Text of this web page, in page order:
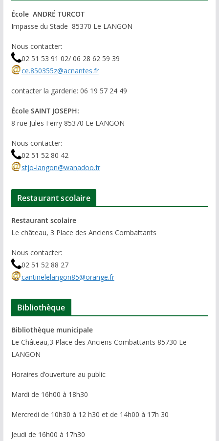
École ANDRÉ TURCOT
Impasse du Stade 85370 Le LANGON
Nous contacter:
02 51 53 91 02/ 06 28 62 59 39
ce.850355z@acnantes.fr
contacter la garderie: 06 19 57 24 49
École SAINT JOSEPH:
8 rue Jules Ferry 85370 Le LANGON
Nous contacter:
02 51 52 80 42
stjo-langon@wanadoo.fr
Restaurant scolaire
Restaurant scolaire
Le château, 3 Place des Anciens Combattants
Nous contacter:
02 51 52 88 27
cantinelelangon85@orange.fr
Bibliothèque
Bibliothèque municipale
Le Château,3 Place des Anciens Combattants 85730 Le
LANGON
Horaires d’ouverture au public
Mardi de 16h00 à 18h30
Mercredi de 10h30 à 12 h30 et de 14h00 à 17h 30
Jeudi de 16h00 à 17h30